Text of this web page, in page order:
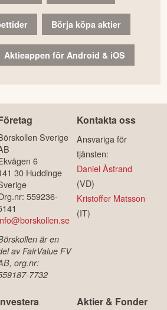
Börja köpa aktier
Aktieappen för Android & iOS
Sverige
6
30 Huddinge
559236-
är en
av FairValue FV
org.nr:
7732
Kontakta oss
Ansvariga för
tjänsten:
Daniel Åstrand
(VD)
Kristoffer Matsson
(IT)
Aktier & Fonder